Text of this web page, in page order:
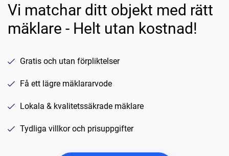
Vi matchar ditt objekt med rätt
mäklare - Helt utan kostnad!
Gratis och utan förpliktelser
Få ett lägre mäklararvode
Lokala & kvalitetssäkrade mäklare
Tydliga villkor och prisuppgifter